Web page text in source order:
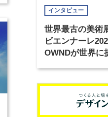
インタビュー
世界最古の美術
ビエンナーレ
OWNDが世界に